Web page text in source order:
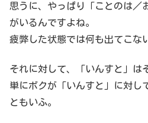
思うに、やっぱり「ことのは／
がいるんですよね。
疲弊した状態では何も出てこな
それに対して、「いんすと」は
単にボクが「いんすと」に対し
ともいふ。